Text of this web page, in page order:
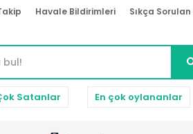
Havale Bildirimleri Sıkça
Satanlar En çok oylananlar